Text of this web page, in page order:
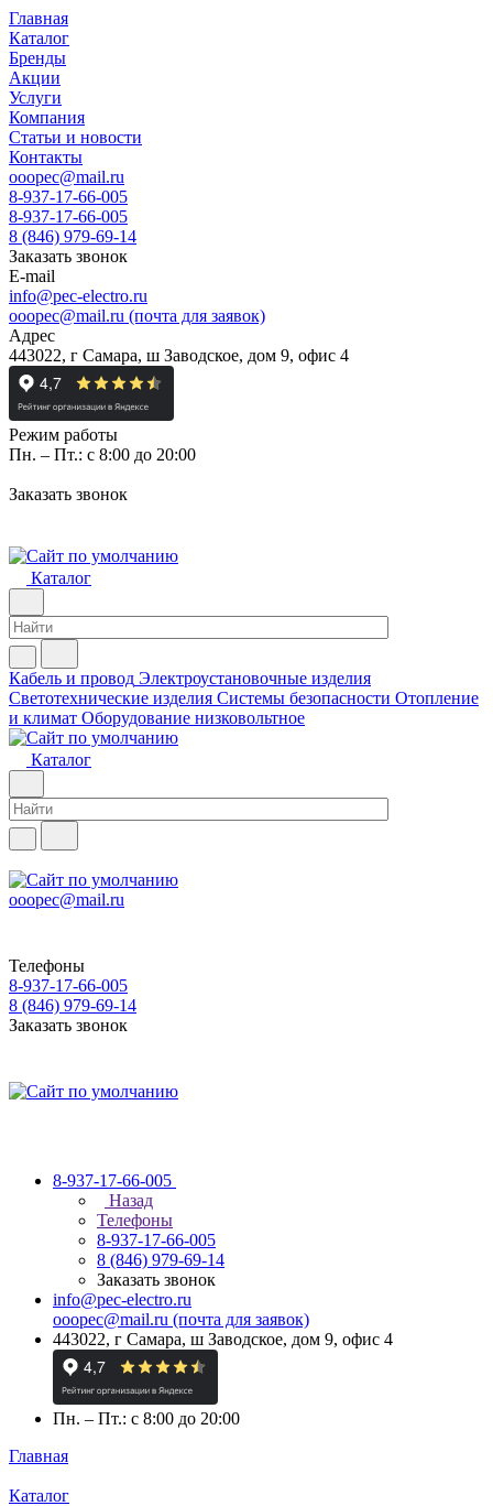
Главная
Каталог
Бренды
Акции
Услуги
Компания
Статьи и новости
Контакты
ooopec@mail.ru
8-937-17-66-005
8-937-17-66-005
8 (846) 979-69-14
Заказать звонок
E-mail
info@pec-electro.ru
ooopec@mail.ru (почта для заявок)
Адрес
443022, г Самара, ш Заводское, дом 9, офис 4
Режим работы
Пн. – Пт.: с 8:00 до 20:00
Заказать звонок
Каталог
Кабель и провод Электроустановочные изделия
Светотехнические изделия Системы безопасности Отопление
и климат Оборудование низковольтное
Каталог
ooopec@mail.ru
Телефоны
8-937-17-66-005
8 (846) 979-69-14
Заказать звонок
8-937-17-66-005
Назад
Телефоны
8-937-17-66-005
8 (846) 979-69-14
Заказать звонок
info@pec-electro.ru
ooopec@mail.ru (почта для заявок)
443022, г Самара, ш Заводское, дом 9, офис 4
Пн. – Пт.: с 8:00 до 20:00
Главная
Каталог